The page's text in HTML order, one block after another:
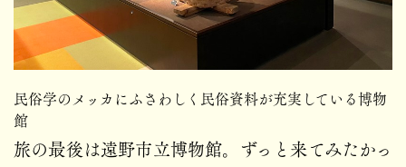
民俗学のメッカにふさわしく民俗資料が充実している博物
館
旅の最後は遠野市立博物館。ずっと来てみたかっ